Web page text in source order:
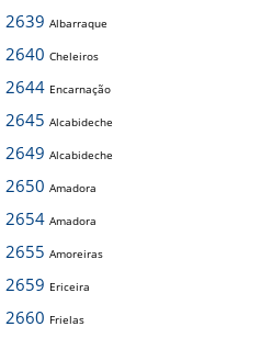
2639 Albarraque
2640 Cheleiros
2644 Encarnação
2645 Alcabideche
2649 Alcabideche
2650 Amadora
2654 Amadora
2655 Amoreiras
2659 Ericeira
2660 Frielas